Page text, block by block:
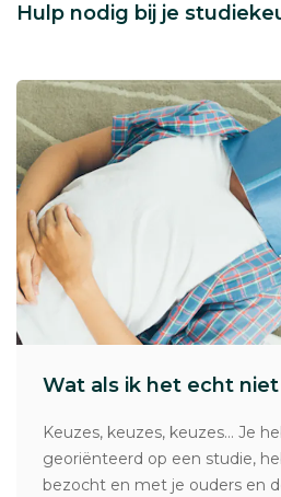
Hulp nodig bij je
Wat als ik het echt
Keuzes, keuzes, keuzes… Je
georiënteerd op een studie,
bezocht en met je ouders en